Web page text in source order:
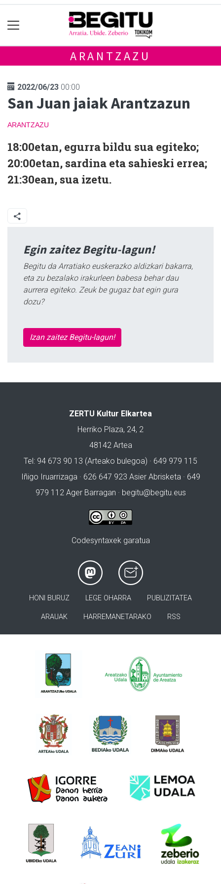
ARANTZAZU
2022/06/23 00:00
San Juan jaiak Arantzazun
ARANTZAZU
18:00etan, egurra bildu sua egiteko;
20:00etan, sardina eta sahieski errea;
21:30ean, sua izetu.
Egin zaitez Begitu-lagun!
Begitu da Arratiako euskerazko aldizkari bakarra,
eta zu bezalako irakurleen babesa behar dau
aurrera egiteko. Zeuk be gugaz bat egin gura
dozu?
Izan zaitez Begitu-lagun!
ZERTU Kultur Elkartea
Herriko Plaza, 24, 2
48142 Artea
Tel: 94 673 90 13 (Arteako bulegoa) · 649 979 115
Iñigo Iruarrizaga · 626 647 923 Asier Abrisketa · 649
979 112 Ager Barragan · begitu@begitu.eus
Codesyntaxek garatua
HONI BURUZ LEGE OHARRA PUBLIZITATEA
ARAUAK HARREMANETARAKO RSS